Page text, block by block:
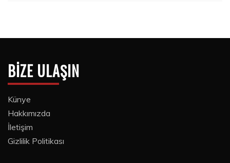
BIZE ULAŞIN
Künye
Hakkımızda
İletişim
Gizlilik Politikası